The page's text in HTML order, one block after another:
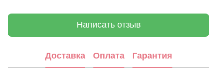
Написать отзыв
Доставка Оплата Гарантия